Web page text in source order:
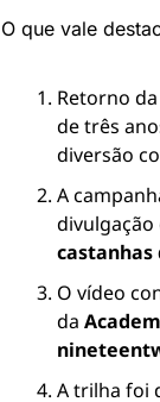
O que vale
Retorno
de três
diversão
A
divulgação
O vídeo
da
A trilha foi